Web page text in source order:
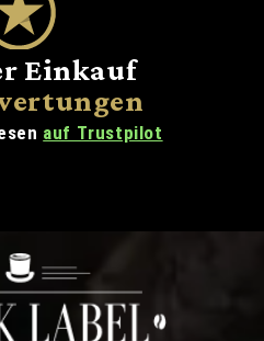
Einkauf
auf Trustpilot